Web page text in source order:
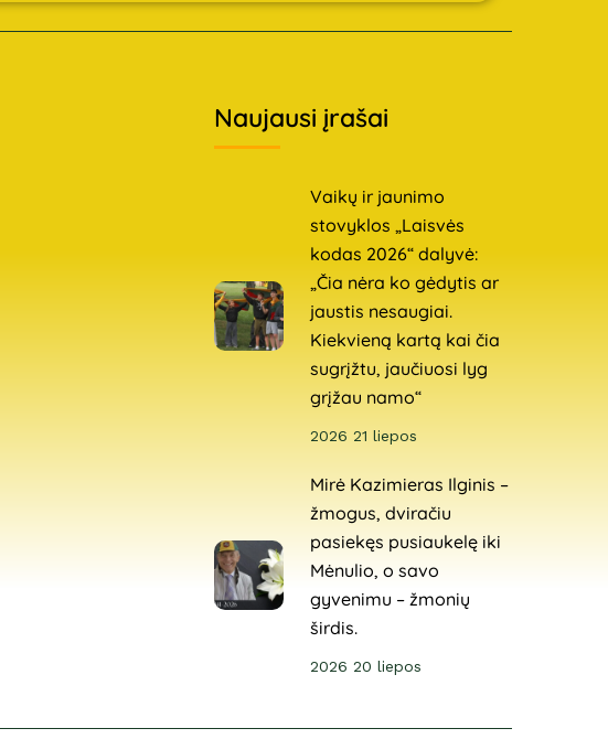
Naujausi įrašai
Vaikų ir jaunimo
stovyklos „Laisvės
kodas 2026“ dalyvė:
„Čia nėra ko gėdytis ar
jaustis nesaugiai.
Kiekvieną kartą kai čia
sugrįžtu, jaučiuosi lyg
grįžau namo“
2026 21 liepos
Mirė Kazimieras Ilginis –
žmogus, dviračiu
pasiekęs pusiaukelę iki
Mėnulio, o savo
gyvenimu – žmonių
širdis.
2026 20 liepos